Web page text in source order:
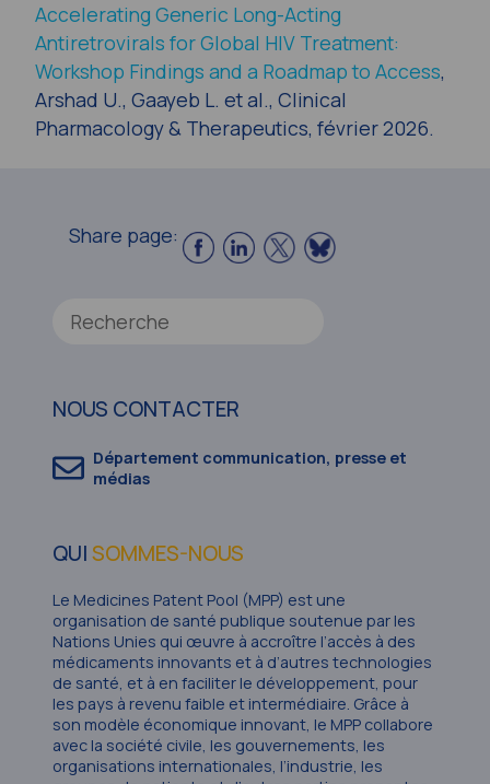
Accelerating Generic Long-Acting
Antiretrovirals for Global HIV Treatment:
Workshop Findings and a Roadmap to Access,
Arshad U., Gaayeb L. et al., Clinical
Pharmacology & Therapeutics, février 2026.
Share page:
NOUS CONTACTER
Département communication, presse et
médias
QUISOMMES-NOUS
Le Medicines Patent Pool (MPP) est une
organisation de santé publique soutenue par les
Nations Unies qui œuvre à accroître l’accès à des
médicaments innovants et à d’autres technologies
de santé, et à en faciliter le développement, pour
les pays à revenu faible et intermédiaire. Grâce à
son modèle économique innovant, le MPP collabore
avec la société civile, les gouvernements, les
organisations internationales, l’industrie, les